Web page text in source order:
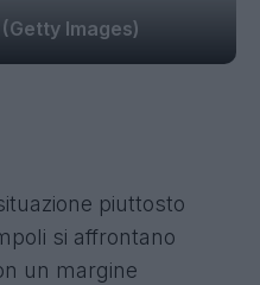
Images)
piuttosto
si affrontano
un margine